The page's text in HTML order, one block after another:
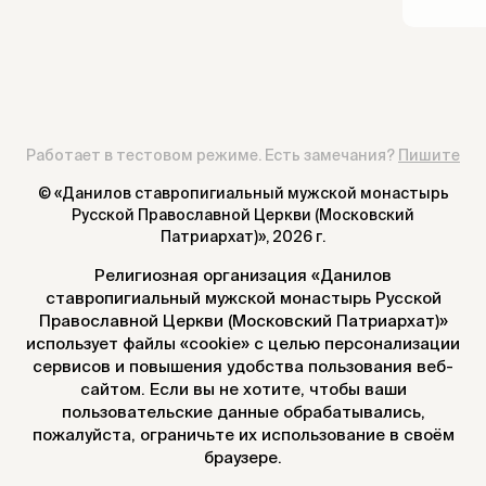
Работает в тестовом режиме. Есть замечания? Пишите
© «Данилов ставропигиальный мужской монастырь
Русской Православной Церкви (Московский
Патриархат)», 2026 г.
Религиозная организация «Данилов
ставропигиальный мужской монастырь Русской
Православной Церкви (Московский Патриархат)»
использует файлы «cookie» с целью персонализации
сервисов и повышения удобства пользования веб-
сайтом. Если вы не хотите, чтобы ваши
пользовательские данные обрабатывались,
пожалуйста, ограничьте их использование в своём
браузере.